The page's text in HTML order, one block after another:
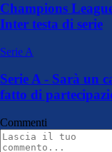
Champions
Inter testa di serie
Serie A
Serie A - Sarà un
fatto di
Commenti